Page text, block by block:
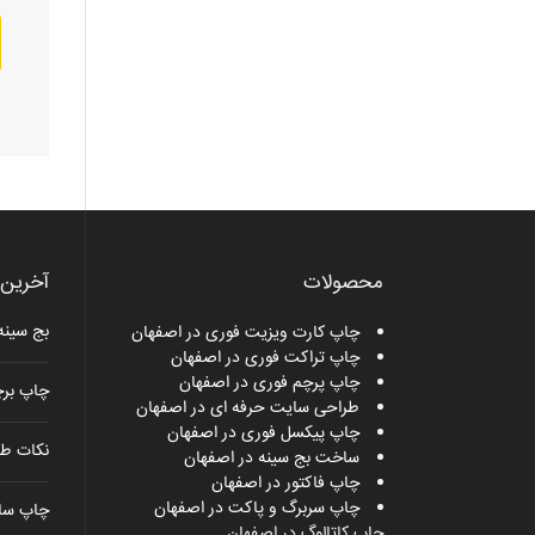
محصولات
چاپ کارت ویزیت فوری در اصفهان
چاپ تراکت فوری در اصفهان
چاپ پرچم فوری در اصفهان
طراحی سایت حرفه ای در اصفهان
چاپ پیکسل فوری در اصفهان
ساخت بج سینه در اصفهان
چاپ فاکتور در اصفهان
چاپ سربرگ و پاکت در اصفهان
بج
چاپ
نکات
چاپ